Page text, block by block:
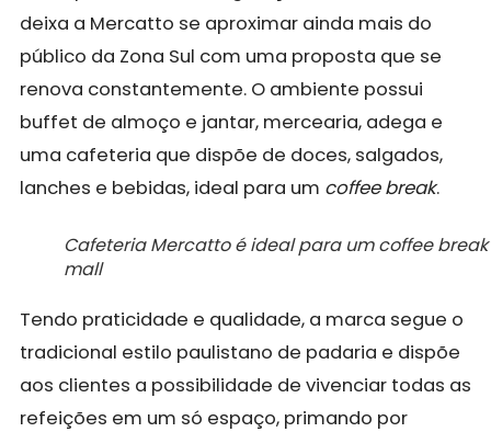
deixa a Mercatto se aproximar ainda mais do
público da Zona Sul com uma proposta que se
renova constantemente. O ambiente possui
buffet de almoço e jantar, mercearia, adega e
uma cafeteria que dispõe de doces, salgados,
lanches e bebidas, ideal para um coffee break.
Cafeteria Mercatto é ideal para um coffee
mall
Tendo praticidade e qualidade, a marca segue o
tradicional estilo paulistano de padaria e dispõe
aos clientes a possibilidade de vivenciar todas as
refeições em um só espaço, primando por